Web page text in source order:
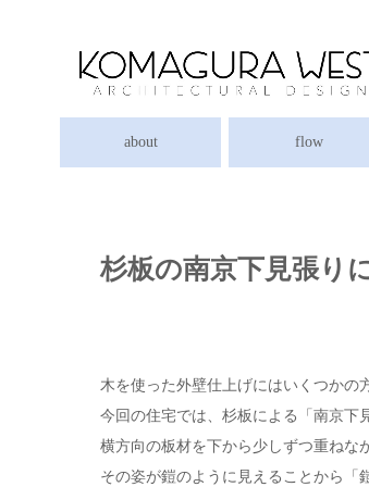
about flow
杉板の南京下見張り
木を使った外壁仕上げにはいくつかの
今回の住宅では、杉板による「南京下
横方向の板材を下から少しずつ重ねな
その姿が鎧のように見えることから「